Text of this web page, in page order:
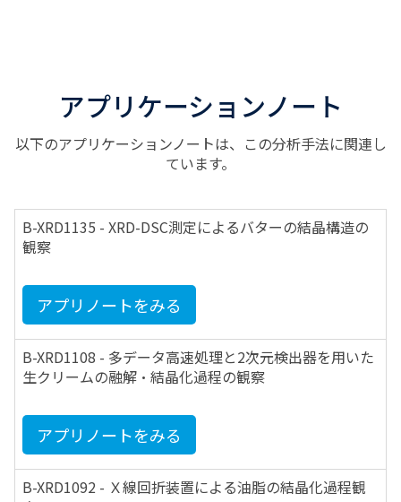
アプリケーションノート
以下のアプリケーションノートは、この分析手法に関連し
ています。
B-XRD1135 - XRD-DSC測定によるバターの結晶構造の
観察
アプリノートをみる
B-XRD1108 - 多データ高速処理と2次元検出器を用いた
生クリームの融解・結晶化過程の観察
アプリノートをみる
B-XRD1092 - Ｘ線回折装置による油脂の結晶化過程観